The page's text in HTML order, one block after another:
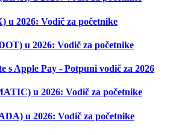
2026: Vodič za početnike
u 2026: Vodič za početnike
Apple Pay - Potpuni vodič za 2026
u 2026: Vodič za početnike
u 2026: Vodič za početnike